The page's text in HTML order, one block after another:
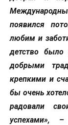
появился
любим и
детство
добрыми
крепкими и
бы очень
радовали
успехами», –